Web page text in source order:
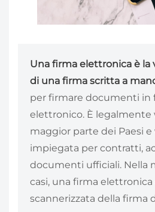
Una firma elettronica è la
di una firma scritta a
per firmare documenti in
elettronico. È legalmente
maggior parte dei Paesi e
impiegata per contratti,
documenti ufficiali. Nella
casi, una firma
scannerizzata della firma